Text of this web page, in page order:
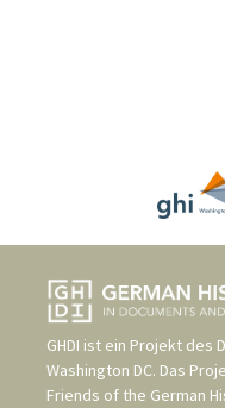
GHDI ist ein Projekt des
Washington DC. Das
Friends of the German